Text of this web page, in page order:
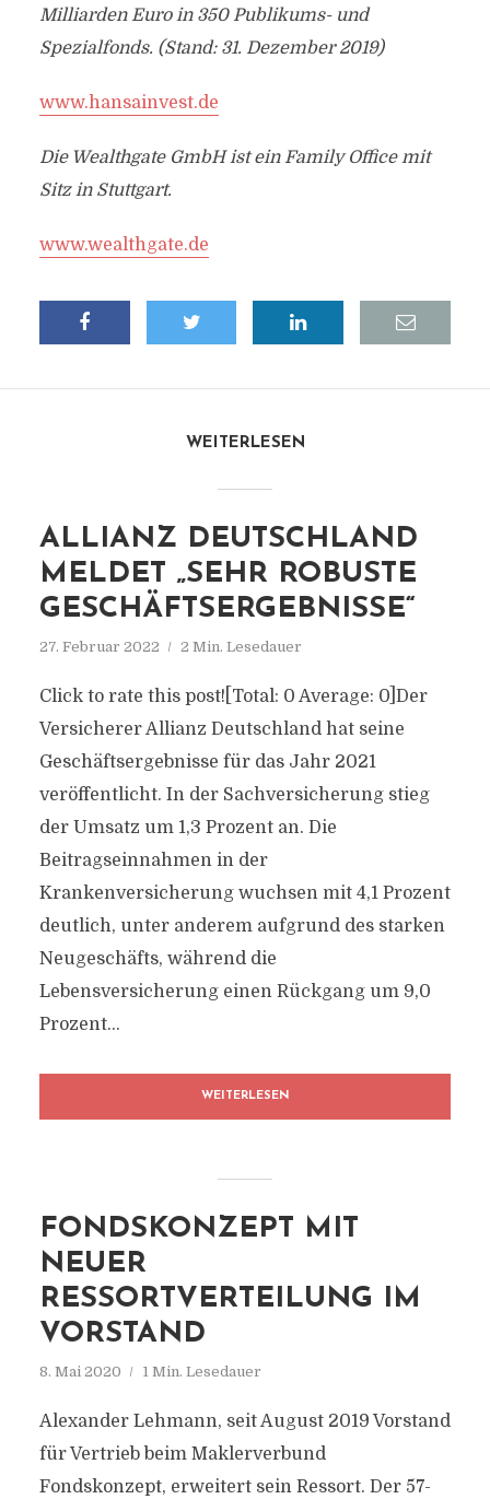
Milliarden Euro in 350 Publikums- und
Spezialfonds. (Stand: 31. Dezember 2019)
www.hansainvest.de
Die Wealthgate GmbH ist ein Family Office mit
Sitz in Stuttgart.
www.wealthgate.de
WEITERLESEN
ALLIANZ DEUTSCHLAND
MELDET „SEHR ROBUSTE
GESCHÄFTSERGEBNISSE“
27. Februar 2022 2 Min. Lesedauer
Click to rate this post![Total: 0 Average: 0]Der
Versicherer Allianz Deutschland hat seine
Geschäftsergebnisse für das Jahr 2021
veröffentlicht. In der Sachversicherung stieg
der Umsatz um 1,3 Prozent an. Die
Beitragseinnahmen in der
Krankenversicherung wuchsen mit 4,1 Prozent
deutlich, unter anderem aufgrund des starken
Neugeschäfts, während die
Lebensversicherung einen Rückgang um 9,0
Prozent...
WEITERLESEN
FONDSKONZEPT MIT
NEUER
RESSORTVERTEILUNG IM
VORSTAND
8. Mai 2020 1 Min. Lesedauer
Alexander Lehmann, seit August 2019 Vorstand
für Vertrieb beim Maklerverbund
Fondskonzept, erweitert sein Ressort. Der 57-